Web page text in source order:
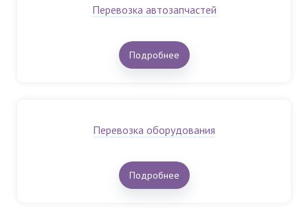
Перевозка автозапчастей
Подробнее
Перевозка оборудования
Подробнее